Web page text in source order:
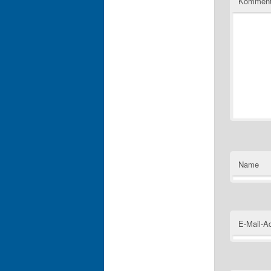
Name
E-Mail-